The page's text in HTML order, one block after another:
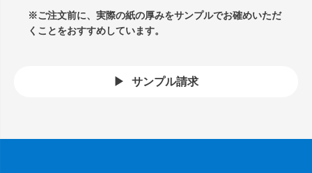
※ご注文前に、実際の紙の厚みをサンプルでお確めいただ
くことをおすすめしています。
サンプル請求